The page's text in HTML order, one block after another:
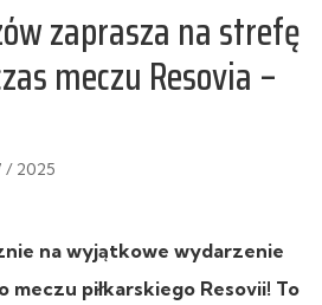
zaprasza na strefę
meczu Resovia –
/ 2025
na wyjątkowe wydarzenie
meczu piłkarskiego Resovii! To